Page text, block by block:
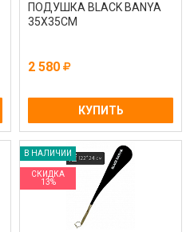
ПОДУШКА BLACK BANYA
35Х35СМ
2 580
КУПИТЬ
В НАЛИЧИИ
СКИДКА
13%